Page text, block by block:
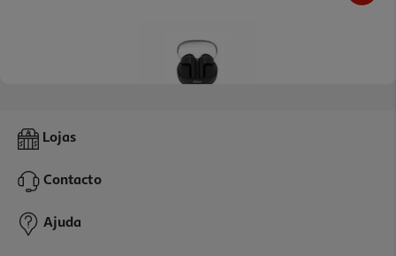
Auriculares Half In Ear Qilive 600188049 Tws Preto Q.1049
12,99 €
Lojas
Contacto
Ajuda